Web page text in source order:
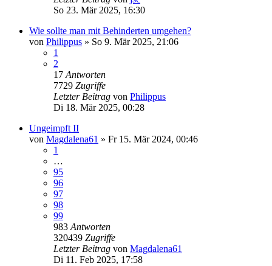
So 23. Mär 2025, 16:30
Wie sollte man mit Behinderten umgehen?
von Philippus » So 9. Mär 2025, 21:06
1
2
17 Antworten
7729 Zugriffe
Letzter Beitrag von Philippus
Di 18. Mär 2025, 00:28
Ungeimpft II
von Magdalena61 » Fr 15. Mär 2024, 00:46
1
…
95
96
97
98
99
983 Antworten
320439 Zugriffe
Letzter Beitrag von Magdalena61
Di 11. Feb 2025, 17:58